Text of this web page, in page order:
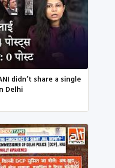
didn’t share a single
Delhi